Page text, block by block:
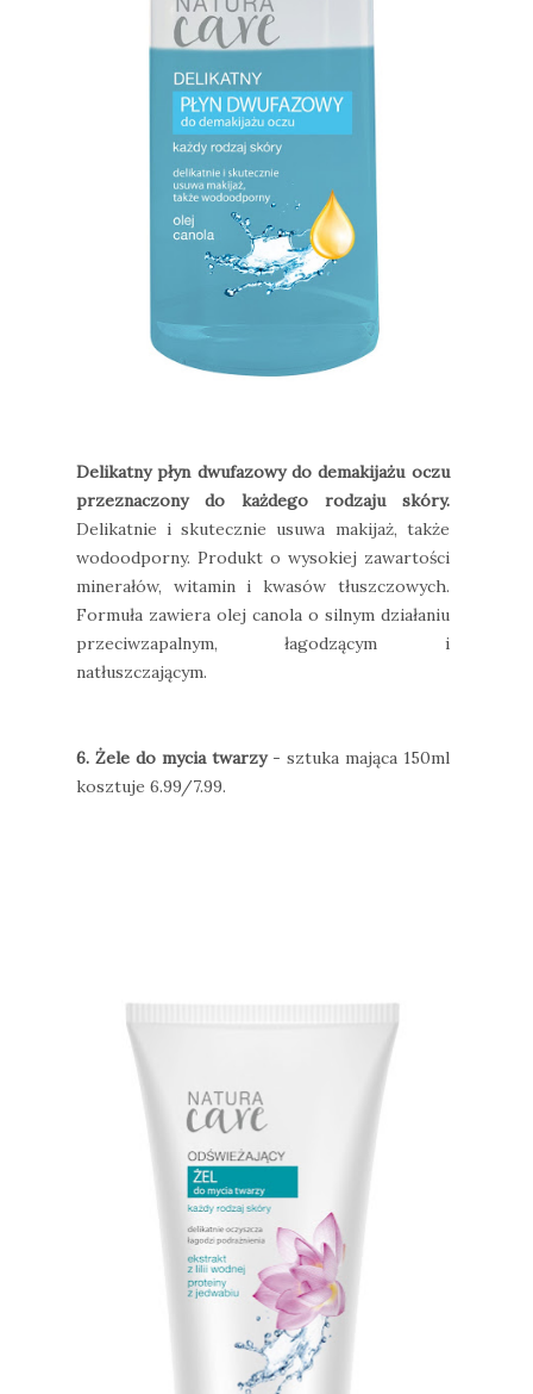
Delikatny płyn dwufazowy do demakijażu oczu
przeznaczony do każdego rodzaju skóry.
Delikatnie i skutecznie usuwa makijaż, także
wodoodporny. Produkt o wysokiej zawartości
minerałów, witamin i kwasów tłuszczowych.
Formuła zawiera olej canola o silnym działaniu
przeciwzapalnym, łagodzącym i
natłuszczającym.
6. Żele do mycia twarzy- sztuka mająca 150ml
kosztuje 6.99/7.99.